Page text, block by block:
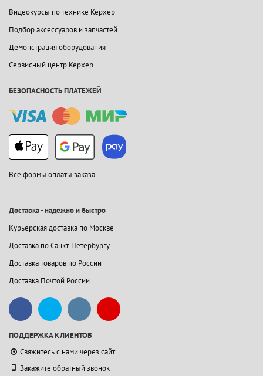
Видеокурсы по технике Керхер
Подбор аксессуаров и запчастей
Демонстрация оборудования
Сервисный центр Керхер
БЕЗОПАСНОСТЬ ПЛАТЕЖЕЙ
Все формы оплаты заказа
Доставка - надежно и быстро
Курьерская доставка по Москве
Доставка по Санкт-Петербургу
Доставка товаров по России
Доставка Почтой России
ПОДДЕРЖКА КЛИЕНТОВ
Свяжитесь с нами через сайт
Закажите обратный звонок